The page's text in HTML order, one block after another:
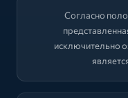
Согласно
исключительно